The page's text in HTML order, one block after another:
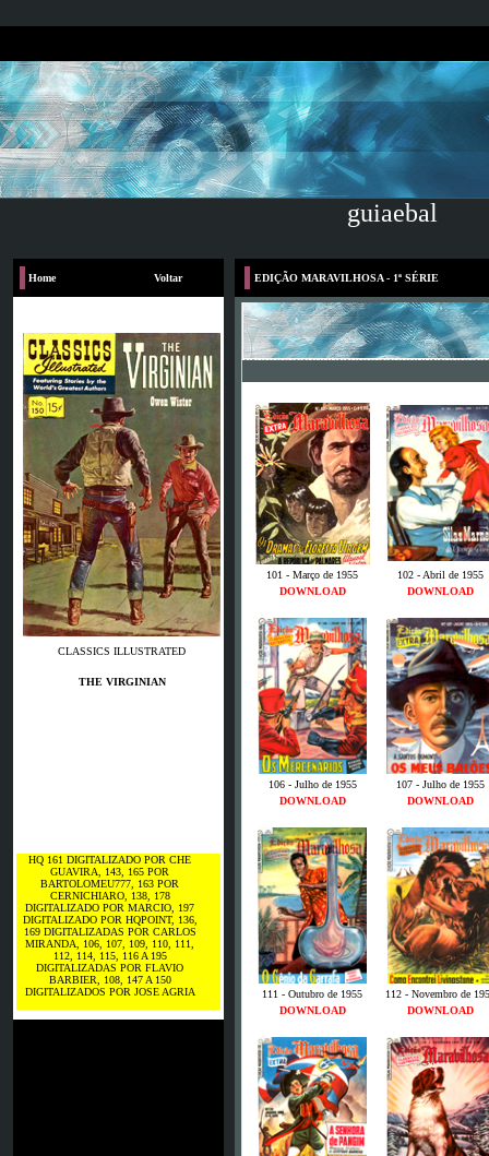
guiaebal
Home Voltar
CLASSICS ILLUSTRATED
THE VIRGINIAN
HQ 161 DIGITALIZADO POR CHE
GUAVIRA, 143, 165 POR
BARTOLOMEU777, 163 POR
CERNICHIARO, 138, 178
DIGITALIZADO POR MARCIO, 197
DIGITALIZADO POR HQPOINT, 136,
169 DIGITALIZADAS POR CARLOS
MIRANDA, 106, 107, 109, 110, 111,
112, 114, 115, 116 A 195
DIGITALIZADAS POR FLAVIO
BARBIER, 108, 147 A 150
DIGITALIZADOS POR JOSE AGRIA
EDIÇÃO MARAVILHOSA - 1ª SÉRIE
101 - Março de 1955
102 - Abril de 1955
DOWNLOAD
DOWNLOAD
106 - Julho de 1955
107 - Julho de 1955
DOWNLOAD
DOWNLOAD
111 - Outubro de 1955
112 - Novembro de
DOWNLOAD
DOWNLOAD